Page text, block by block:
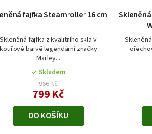
fajfka Steamroller 16 cm
Skleněná fajfka z kvalitního skla v
kouřové barvě legendární značky
Marley...
Skladem
966 Kč
799 Kč
DO KOŠÍKU